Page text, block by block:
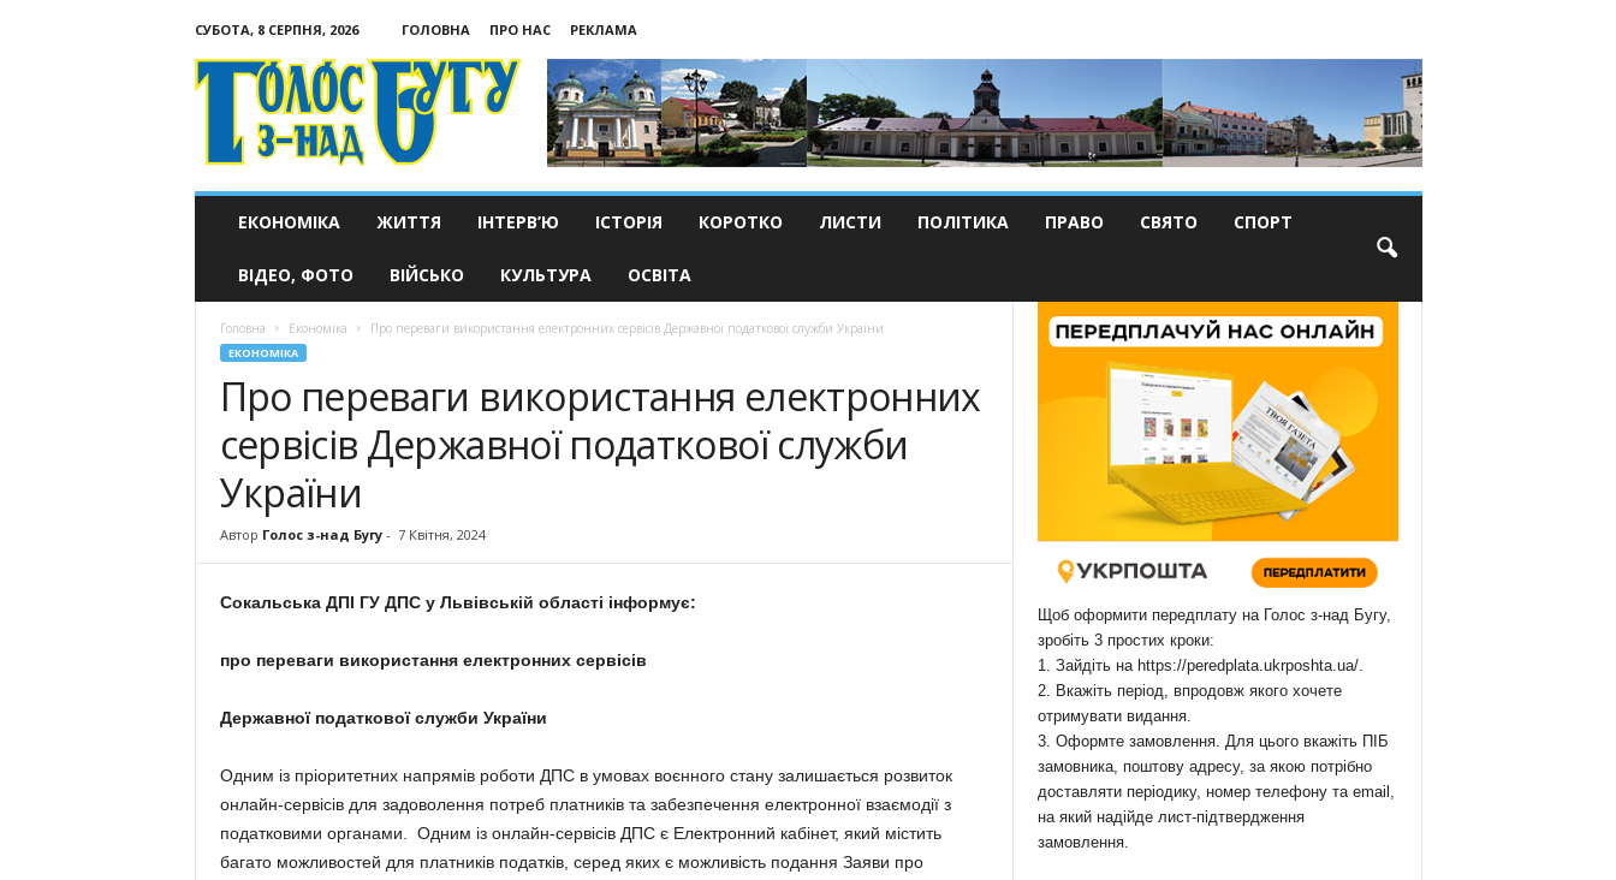
СУБОТА, 8 СЕРПНЯ, 2026 ГОЛОВНА ПРО НАС
РЕКЛАМА
Голос
з-
ЕКОНОМІКА ЖИТТЯ ІНТЕРВ’Ю ІСТОРІЯ КОРОТКО ЛИСТИ ПОЛІТИКА ПРАВО СВЯТО СПОРТ
ВІДЕО, ФОТО ВІЙСЬКО КУЛЬТУРА ОСВІТА
Головна Економіка Про переваги використання електронних сервісів Державної податкової служби України
ЕКОНОМІКА
Про переваги використання електронних
сервісів Державної податкової служби
України
Автор Голос з-над Бугу- 7 Квітня, 2024
Сокальська ДПІ ГУ ДПС у Львівській області інформує:
про переваги використання електронних сервісів
Державної податкової служби України
Одним із пріоритетних напрямів роботи ДПС в умовах воєнного стану залишається розвиток
онлайн-сервісів для задоволення потреб платників та забезпечення електронної взаємодії з
податковими органами. Одним із онлайн-сервісів ДПС є Електронний кабінет, який містить
багато можливостей для платників податків, серед яких є можливість подання Заяви про
Щоб оформити передплату на Голос з-над Бугу,
зробіть 3 простих кроки:
1. Зайдіть на https://peredplata.ukrposhta.ua/.
2. Вкажіть період, впродовж якого хочете
отримувати видання.
3. Оформте замовлення. Для цього вкажіть ПІБ
замовника, поштову адресу, за якою потрібно
доставляти періодику, номер телефону та email,
на який надійде лист-підтвердження
замовлення.